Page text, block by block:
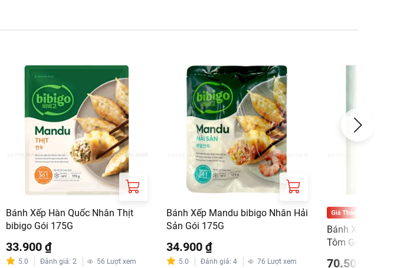
vực và đơn hàng của Quý khách, vui lòng xem
Bánh Xếp Hàn Quốc Nhân Thịt
bibigo Gói 175G
33.900 ₫
5.0 Đánh giá: 2 56 Lượt xem
Bánh Xếp Mandu bibigo Nhân Hải
Sản Gói 175G
34.900 ₫
5.0 Đánh giá: 4 76 Lượt xem
Bánh Xếp Hàn
Tôm Gói 300G
70.500 ₫